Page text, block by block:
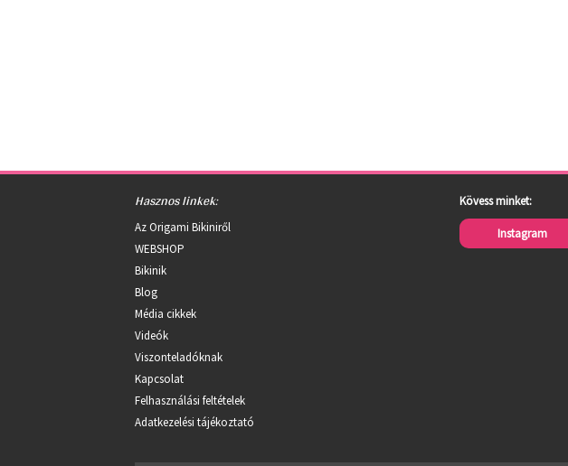
Hasznos linkek:
Az Origami Bikiniről
WEBSHOP
Bikinik
Blog
Média cikkek
Videók
Viszonteladóknak
Kapcsolat
Felhasználási feltételek
Adatkezelési tájékoztató
Kövess minket:
Instagram